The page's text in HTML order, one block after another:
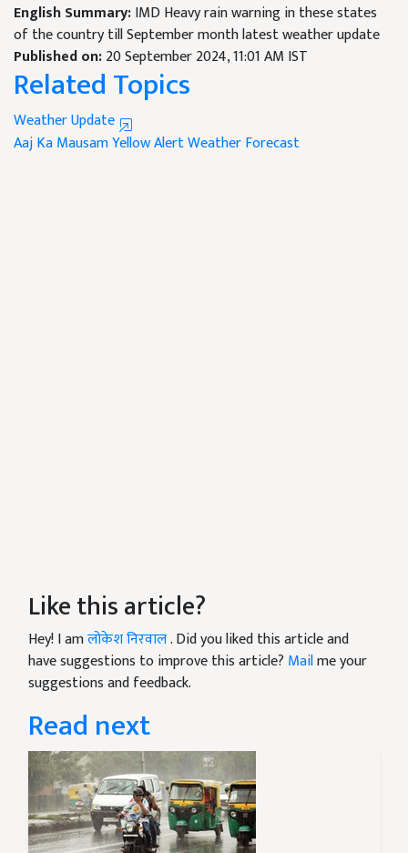
English Summary:IMD Heavy rain warning in these states
of the country till September month latest weather update
Published on:20 September 2024, 11:01 AM IST
Related Topics
Weather Update
Aaj Ka MausamYellow AlertWeather Forecast
Like this article?
Hey! I amलोकेश निरवाल. Did you liked this article and
have suggestions to improve this article? Mailme your
suggestions and feedback.
Read next